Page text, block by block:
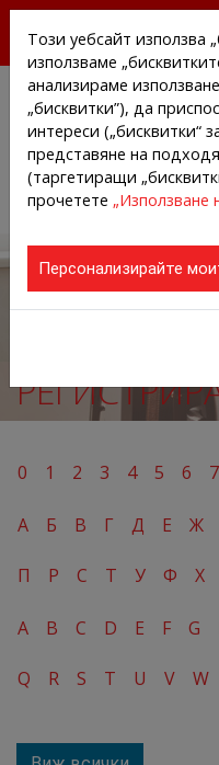
0 1 2 3 4 5 6 7
А Б В Г Д Е Ж
П Р С Т У Ф Х
A B C D E F G
Q R S T U V W
Този уебсайт използва
използваме
анализираме
„бисквитки”), да
интереси („бисквитки“
представяне на
(таргетиращи
прочетете „Използване
Персонализирайте